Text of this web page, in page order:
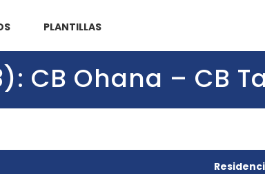
PLANTILLAS
CB Ohana – CB